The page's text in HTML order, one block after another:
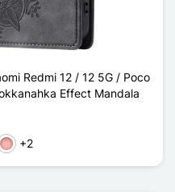
Redmi 12 / 12 5G / Poco
Effect Mandala
Or Rose
+2